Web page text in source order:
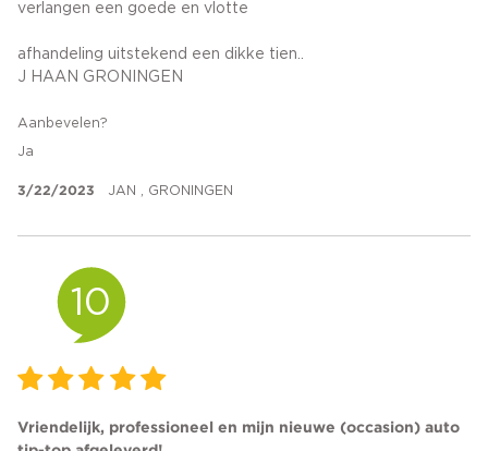
verlangen een goede en vlotte
afhandeling uitstekend een dikke tien..
J HAAN GRONINGEN
Aanbevelen?
Ja
3/22/2023 JAN , GRONINGEN
10
Vriendelijk, professioneel en mijn nieuwe (occasion) auto